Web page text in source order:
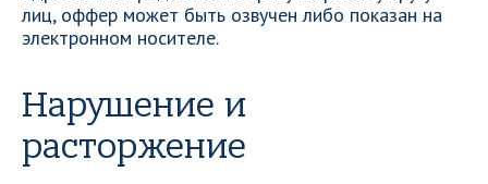
лиц, оффер может быть озвучен либо показан на
электронном носителе.
Нарушение и
расторжение